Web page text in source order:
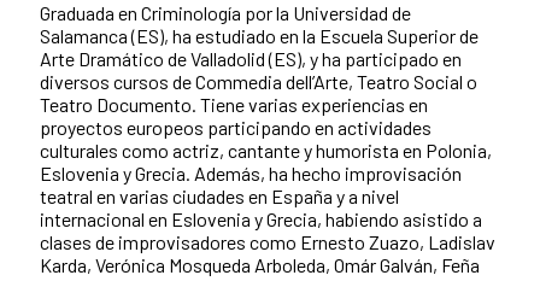
Graduada en Criminología por la Universidad de
Salamanca (ES), ha estudiado en la Escuela Superior de
Arte Dramático de Valladolid (ES), y ha participado en
diversos cursos de Commedia dell’Arte, Teatro Social o
Teatro Documento. Tiene varias experiencias en
proyectos europeos participando en actividades
culturales como actriz, cantante y humorista en Polonia,
Eslovenia y Grecia. Además, ha hecho improvisación
teatral en varias ciudades en España y a nivel
internacional en Eslovenia y Grecia, habiendo asistido a
clases de improvisadores como Ernesto Zuazo, Ladislav
Karda, Verónica Mosqueda Arboleda, Omár Galván, Feña